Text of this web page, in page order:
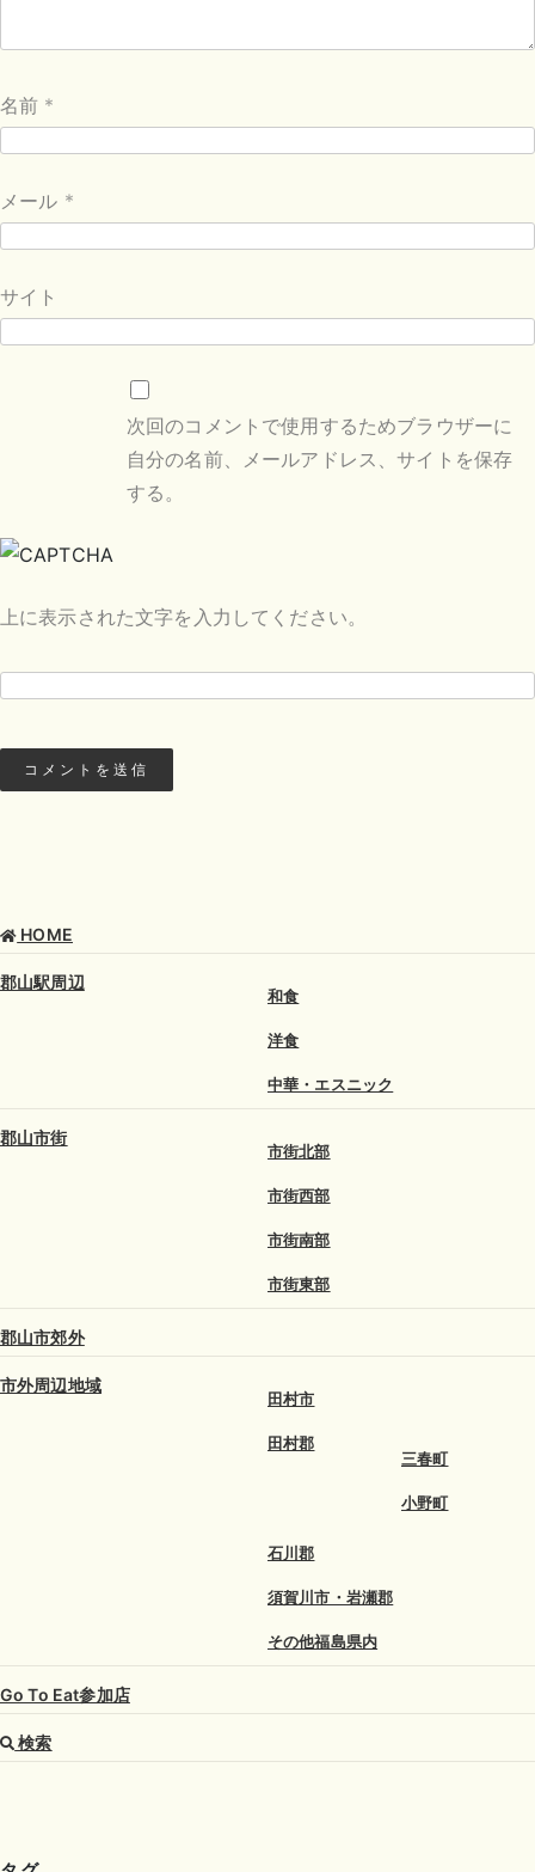
名前 *
メール *
サイト
次回のコメントで使用するためブラウザーに
自分の名前、メールアドレス、サイトを保存
する。
上に表示された文字を入力してください。
HOME
郡山駅周辺
和食
洋食
中華・エスニック
郡山市街
市街北部
市街西部
市街南部
市街東部
郡山市郊外
市外周辺地域
田村市
田村郡
三春町
小野町
石川郡
須賀川市・岩瀬郡
その他福島県内
Go To Eat参加店
検索